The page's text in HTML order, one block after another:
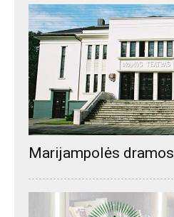
Marijampolės